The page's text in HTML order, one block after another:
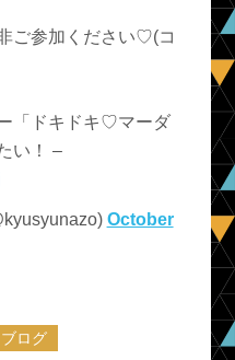
ご参加ください♡(コ
「ドキドキ♡マーダ
い！ –
October
ブログ